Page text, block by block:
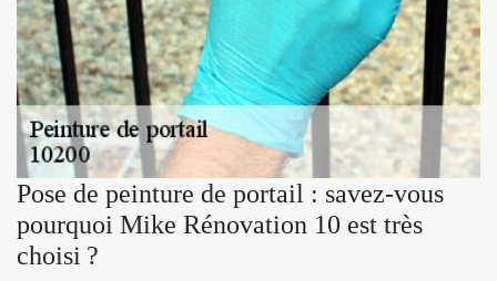
Pose de peinture de portail : savez-vous
pourquoi Mike Rénovation 10 est très
choisi ?